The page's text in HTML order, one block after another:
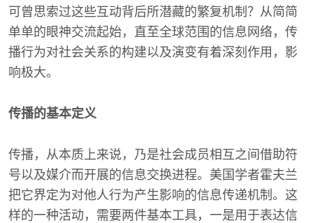
可曾思索过这些互动背后所潜藏的繁复机制？从简简
单单的眼神交流起始，直至全球范围的信息网络，传
播行为对社会关系的构建以及演变有着深刻作用，影
响极大。
传播的基本定义
传播，从本质上来说，乃是社会成员相互之间借助符
号以及媒介而开展的信息交换进程。美国学者霍夫兰
把它界定为对他人行为产生影响的信息传递机制。这
样的一种活动，需要两件基本工具，一是用于表达信